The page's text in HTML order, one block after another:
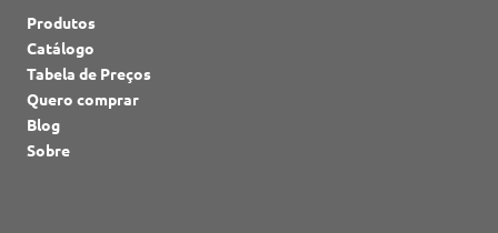
Produtos
Catálogo
Tabela de Preços
Quero comprar
Blog
Sobre